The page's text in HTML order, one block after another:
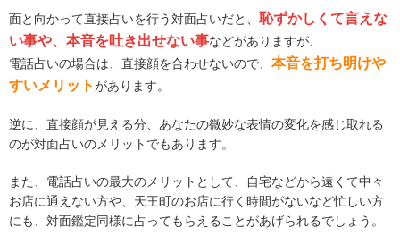
面と向かって直接占いを行う対面占いだと、 恥ずかしくて言えな
い事や、本音を吐き出せない事などがありますが、
電話占いの場合は、直接顔を合わせないので、 本音を打ち明けや
すいメリットがあります。
逆に、直接顔が見える分、あなたの微妙な表情の変化を感じ取れる
のが対面占いのメリットでもあります。
また、電話占いの最大のメリットとして、自宅などから遠くて中々
お店に通えない方や、天王町のお店に行く時間がないなど忙しい方
にも、対面鑑定同様に占ってもらえることがあげられるでしょう。